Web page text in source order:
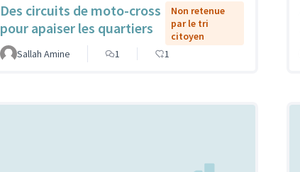
Des circuits de moto-cross
pour apaiser les quartiers
Non retenue
par le tri
citoyen
Sallah Amine
1 1